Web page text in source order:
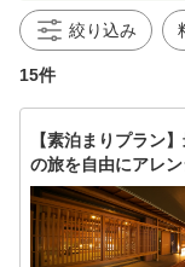
絞り込み
15件
【素泊まりプラン
の旅を自由にアレン